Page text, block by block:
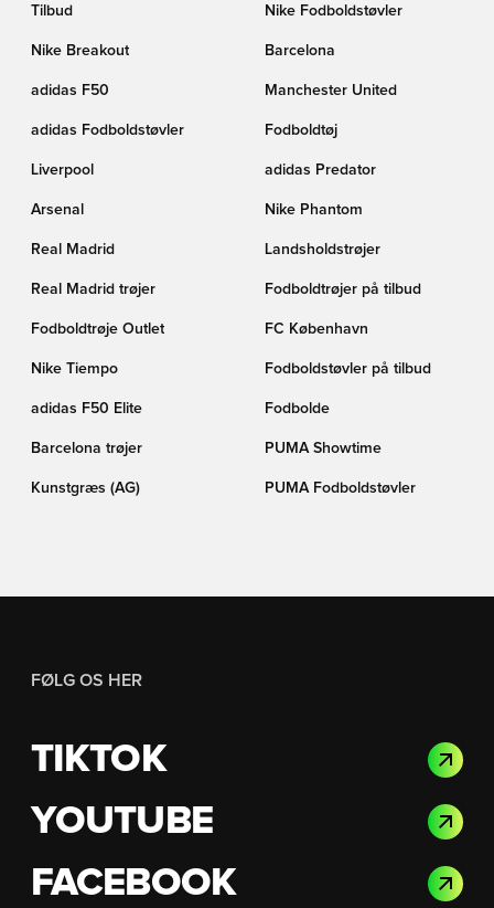
Tilbud Nike Fodboldstøvler
Nike Breakout Barcelona
adidas F50 Manchester United
adidas Fodboldstøvler Fodboldtøj
Liverpool adidas Predator
Arsenal Nike Phantom
Real Madrid Landsholdstrøjer
Real Madrid trøjer Fodboldtrøjer på tilbud
Fodboldtrøje Outlet FC København
Nike Tiempo Fodboldstøvler på tilbud
adidas F50 Elite Fodbolde
Barcelona trøjer PUMA Showtime
Kunstgræs (AG) PUMA Fodboldstøvler
FØLG OS HER
TIKTOK
YOUTUBE
FACEBOOK